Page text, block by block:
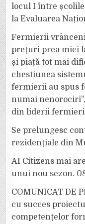
locul I între
la Evaluarea
Fermierii
prețuri prea mici
și piață tot mai
chestiunea
fermierii au spus
numai
din liderii
Se prelungesc
rezidențiale din
AI Citizens mai
unui nou sezon.
COMUNICAT DE
cu succes
competențelor